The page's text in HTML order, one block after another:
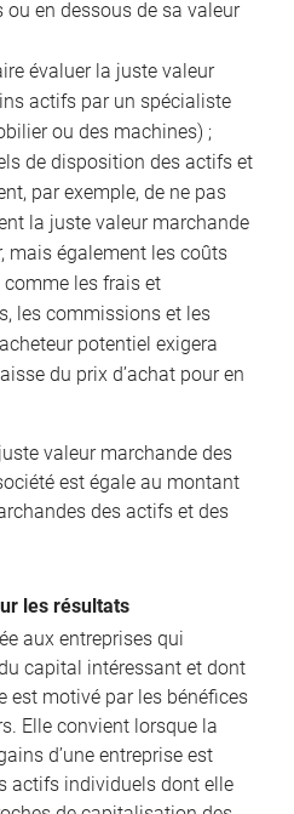
ou en dessous de sa valeur
évaluer la juste valeur
actifs par un spécialiste
ou des machines) ;
de disposition des actifs et
par exemple, de ne pas
la juste valeur marchande
mais également les coûts
les frais et
les commissions et les
potentiel exigera
du prix d’achat pour en
valeur marchande des
est égale au montant
des actifs et des
les résultats
aux entreprises qui
capital intéressant et dont
est motivé par les bénéfices
Elle convient lorsque la
d’une entreprise est
actifs individuels dont elle